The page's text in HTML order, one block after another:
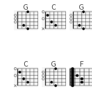
G C G
C G F